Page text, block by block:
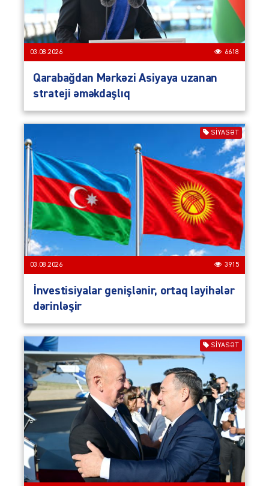
03.08.2026 6618
Qarabağdan Mərkəzi Asiyaya uzanan
strateji əməkdaşlıq
SIYASƏT
03.08.2026 3915
İnvestisiyalar genişlənir, ortaq layihələr
dərinləşir
SIYASƏT